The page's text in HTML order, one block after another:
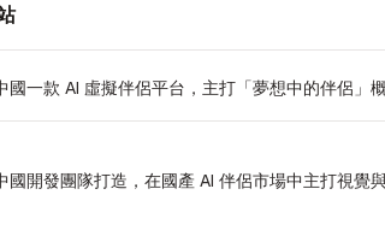
國一款 AI 虛擬伴侶平台，主打「夢想中的伴侶」
國開發團隊打造，在國產 AI 伴侶市場中主打視覺與